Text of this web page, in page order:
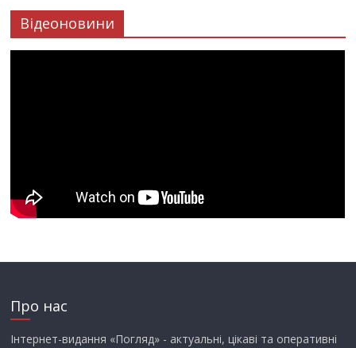
Відеоновини
Про нас
Інтернет-видання «Погляд» - актуальні, цікаві та оперативні